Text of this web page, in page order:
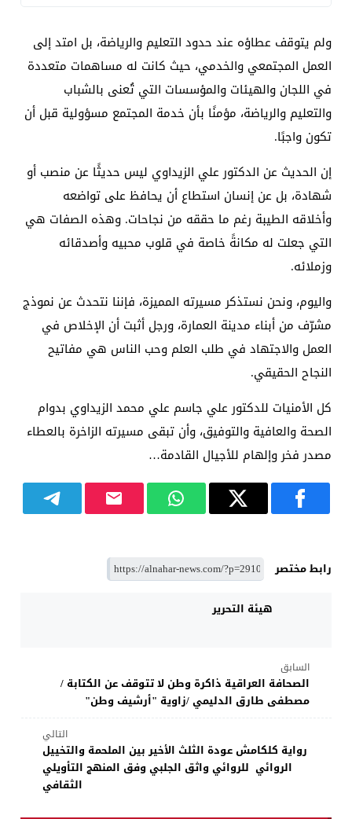
ولم يتوقف عطاؤه عند حدود التعليم والرياضة، بل امتد إلى
العمل المجتمعي والخدمي، حيث كانت له مساهمات متعددة
في اللجان والهيئات والمؤسسات التي تُعنى بالشباب
والتعليم والرياضة، مؤمنًا بأن خدمة المجتمع مسؤولية قبل أن
تكون واجبًا.
إن الحديث عن الدكتور علي الزيداوي ليس حديثًا عن منصب أو
شهادة، بل عن إنسان استطاع أن يحافظ على تواضعه
وأخلاقه الطيبة رغم ما حققه من نجاحات. وهذه الصفات هي
التي جعلت له مكانةً خاصة في قلوب محبيه وأصدقائه
وزملائه.
واليوم، ونحن نستذكر مسيرته المميزة، فإننا نتحدث عن نموذج
مشرّف من أبناء مدينة العمارة، ورجل أثبت أن الإخلاص في
العمل والاجتهاد في طلب العلم وحب الناس هي مفاتيح
النجاح الحقيقي.
كل الأمنيات للدكتور علي جاسم علي محمد الزيداوي بدوام
الصحة والعافية والتوفيق، وأن تبقى مسيرته الزاخرة بالعطاء
مصدر فخر وإلهام للأجيال القادمة…
رابط مختصر
هيئة التحرير
السابق
الصحافة العراقية ذاكرة وطن لا تتوقف عن الكتابة /
مصطفى طارق الدليمي /زاوية "أرشيف وطن"
التالي
رواية كلكامش عودة الثلث الأخير بين الملحمة والتخييل
الروائي للروائي واثق الجلبي وفق المنهج التأويلي
الثقافي